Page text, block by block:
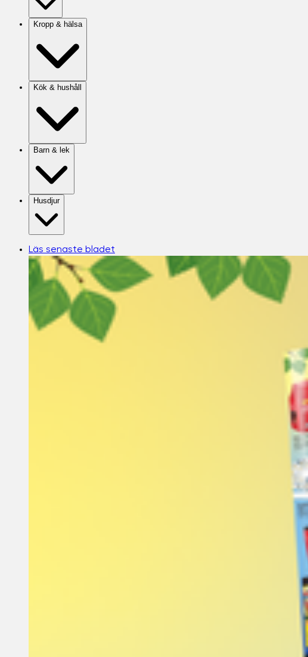
Kropp & hälsa
Kök & hushåll
Barn & lek
Husdjur
Läs senaste bladet